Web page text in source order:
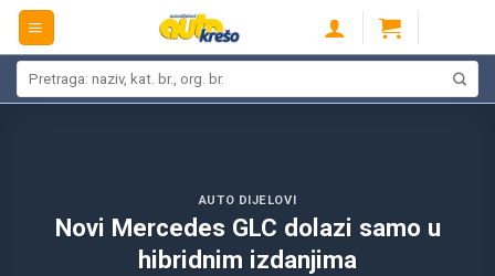
Skip
content
AUTO DIJELOVI
Novi Mercedes GLC dolazi samo u
hibridnim izdanjima